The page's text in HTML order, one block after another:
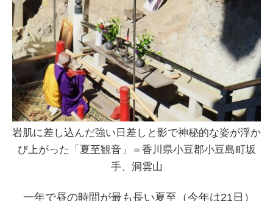
岩肌に差し込んだ強い日差しと影で神秘的な姿が浮か
び上がった「夏至観音」＝香川県小豆郡小豆島町坂
手、洞雲山
一年で昼の時間が最も長い夏至（今年は21日）